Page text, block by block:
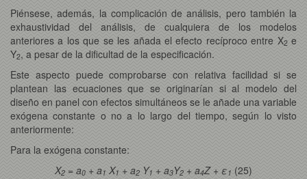
Piénsese, además, la complicación de análisis, pero también la
exhaustividad del análisis, de cualquiera de los modelos
anteriores a los que se les añada el efecto recíproco entre X2e
Y2, a pesar de la dificultad de la especificación.
Este aspecto puede comprobarse con relativa facilidad si se
plantean las ecuaciones que se originarían si al modelo del
diseño en panel con efectos simultáneos se le añade una variable
exógena constante o no a lo largo del tiempo, según lo visto
anteriormente:
Para la exógena constante:
X2 = a0 + a1 X1 + a2 Y1 + a3Y2 + a4Z + ε1 (25)